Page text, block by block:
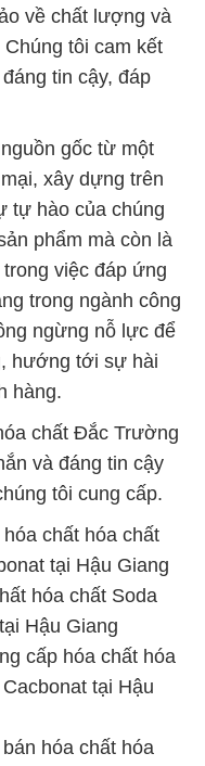
về chất lượng và
tôi cam kết
tin cậy, đáp
gốc từ một
xây dựng trên
tự hào của chúng
phẩm mà còn là
việc đáp ứng
trong ngành công
ngừng nỗ lực để
hướng tới sự hài
hàng.
chất Đắc Trường
và đáng tin cậy
tôi cung cấp.
chất hóa chất
tại Hậu Giang
hóa chất Soda
Hậu Giang
cấp hóa chất hóa
tại Hậu
hóa chất hóa